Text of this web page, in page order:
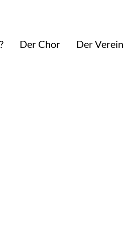
Der Chor Der Verein